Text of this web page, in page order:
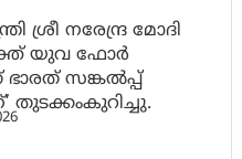
ശ്രീ നരേന്ദ്ര മോദി
യുവ ഫോർ
സങ്കൽപ്പ്
തുടക്കംകുറിച്ചു.